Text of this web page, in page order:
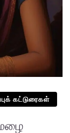
கட்டுரைகள்